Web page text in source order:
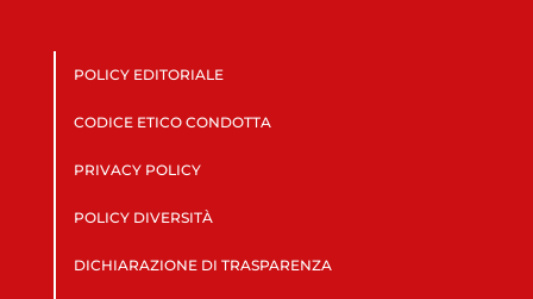
POLICY EDITORIALE
CODICE ETICO CONDOTTA
PRIVACY POLICY
POLICY DIVERSITÀ
DICHIARAZIONE DI TRASPARENZA